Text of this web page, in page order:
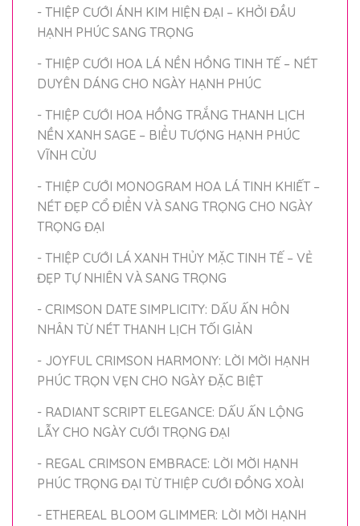
- THIỆP CƯỚI ÁNH KIM HIỆN ĐẠI – KHỞI ĐẦU
HẠNH PHÚC SANG TRỌNG
- THIỆP CƯỚI HOA LÁ NỀN HỒNG TINH TẾ – NÉT
DUYÊN DÁNG CHO NGÀY HẠNH PHÚC
- THIỆP CƯỚI HOA HỒNG TRẮNG THANH LỊCH
NỀN XANH SAGE – BIỂU TƯỢNG HẠNH PHÚC
VĨNH CỬU
- THIỆP CƯỚI MONOGRAM HOA LÁ TINH KHIẾT –
NÉT ĐẸP CỔ ĐIỂN VÀ SANG TRỌNG CHO NGÀY
TRỌNG ĐẠI
- THIỆP CƯỚI LÁ XANH THỦY MẶC TINH TẾ – VẺ
ĐẸP TỰ NHIÊN VÀ SANG TRỌNG
- CRIMSON DATE SIMPLICITY: DẤU ẤN HÔN
NHÂN TỪ NÉT THANH LỊCH TỐI GIẢN
- JOYFUL CRIMSON HARMONY: LỜI MỜI HẠNH
PHÚC TRỌN VẸN CHO NGÀY ĐẶC BIỆT
- RADIANT SCRIPT ELEGANCE: DẤU ẤN LỘNG
LẪY CHO NGÀY CƯỚI TRỌNG ĐẠI
- REGAL CRIMSON EMBRACE: LỜI MỜI HẠNH
PHÚC TRỌNG ĐẠI TỪ THIỆP CƯỚI ĐỒNG XOÀI
- ETHEREAL BLOOM GLIMMER: LỜI MỜI HẠNH